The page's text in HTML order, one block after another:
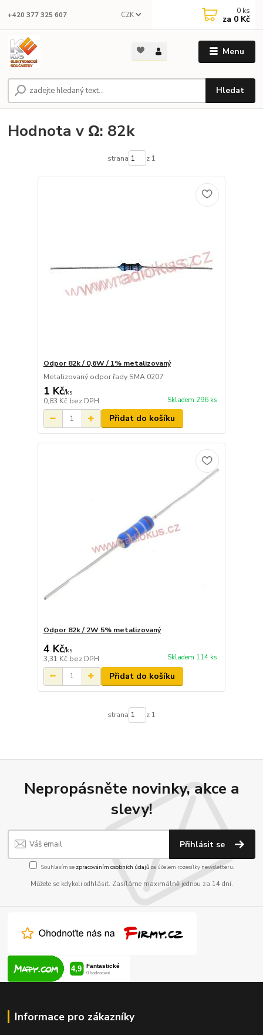
Menu
CZK
Hledat
+420 377 325 607 0 ks
za 0 Kč
Hodnota v Ω: 82k
strana z 1
Odpor 82k / 0,6W / 1% metalizovaný
Metalizovaný odpor řady SMA 0207
1 Kč/ks
0,83 Kč bez DPH Skladem 296 ks
Přidat do košíku
Odpor 82k / 2W 5% metalizovaný
4 Kč/ks
3,31 Kč bez DPH Skladem 114 ks
Přidat do košíku
strana z 1
Nepropásněte novinky, akce a
slevy!
Přihlásit se
Souhlasím se zpracováním osobních údajůza účelem rozesílky newsletteru.
Můžete se kdykoli odhlásit. Zasíláme maximálně jednou za 14 dní.
Informace pro zákazníky